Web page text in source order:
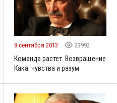
8 сентября 2013 23992
Команда растет. Возвращение
Кака: чувства и разум